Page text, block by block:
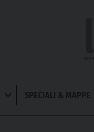
Apri
Menu
SPECIALI & MAPPE